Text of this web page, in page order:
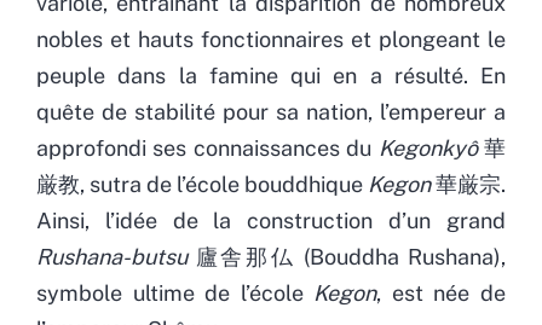
nobles et hauts fonctionnaires et plongeant le
peuple dans la famine qui en a résulté. En
quête de stabilité pour sa nation, l’empereur a
approfondi ses connaissances du Kegonkyô華
厳教, sutra de l’école bouddhique Kegon華厳宗.
Ainsi, l’idée de la construction d’un grand
Rushana-butsu廬舎那仏 (Bouddha Rushana),
symbole ultime de l’école Kegon, est née de